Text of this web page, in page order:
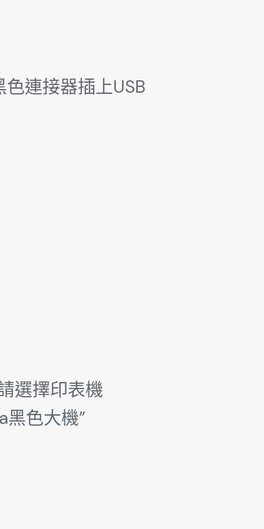
連接器插上USB
選擇印表機
黑色大機”